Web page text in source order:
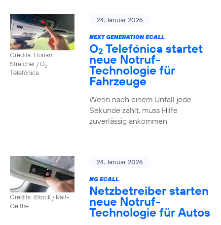
Credits: Florian
Streicher / O2
Telefónica
24. Januar 2026
NEXT GENERATION ECALL
O2 Telefónica startet
neue Notruf-
Technologie für
Fahrzeuge
Wenn nach einem Unfall jede
Sekunde zählt, muss Hilfe
zuverlässig ankommen
Credits: iStock / Ralf-
Geithe
24. Januar 2026
NG ECALL
Netzbetreiber starten
neue Notruf-
Technologie für Autos